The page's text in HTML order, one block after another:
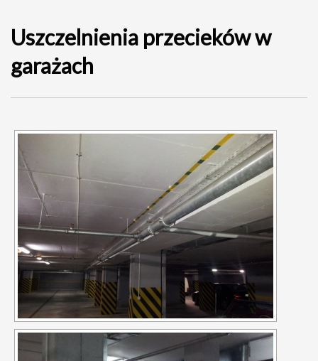
Uszczelnienia przecieków w
garażach